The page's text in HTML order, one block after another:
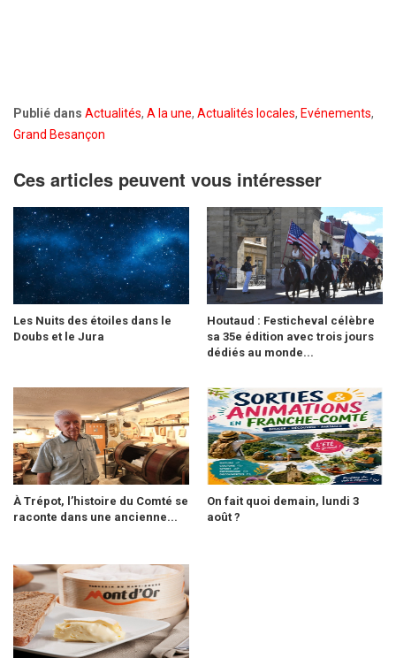
Publié dans Actualités, A la une, Actualités locales, Evénements,
Grand Besançon
Ces articles peuvent vous intéresser
Les Nuits des étoiles dans le
Doubs et le Jura
Houtaud : Festicheval célèbre
sa 35e édition avec trois jours
dédiés au monde...
À Trépot, l’histoire du Comté se
raconte dans une ancienne...
On fait quoi demain, lundi 3
août ?